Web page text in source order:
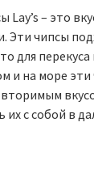
Lay’s – это
Эти чипсы
для перекуса
и на море эти
их с собой в